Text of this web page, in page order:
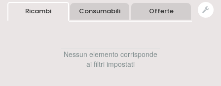
Ricambi Consumabili Offerte
Nessun elemento corrisponde
ai filtri impostati